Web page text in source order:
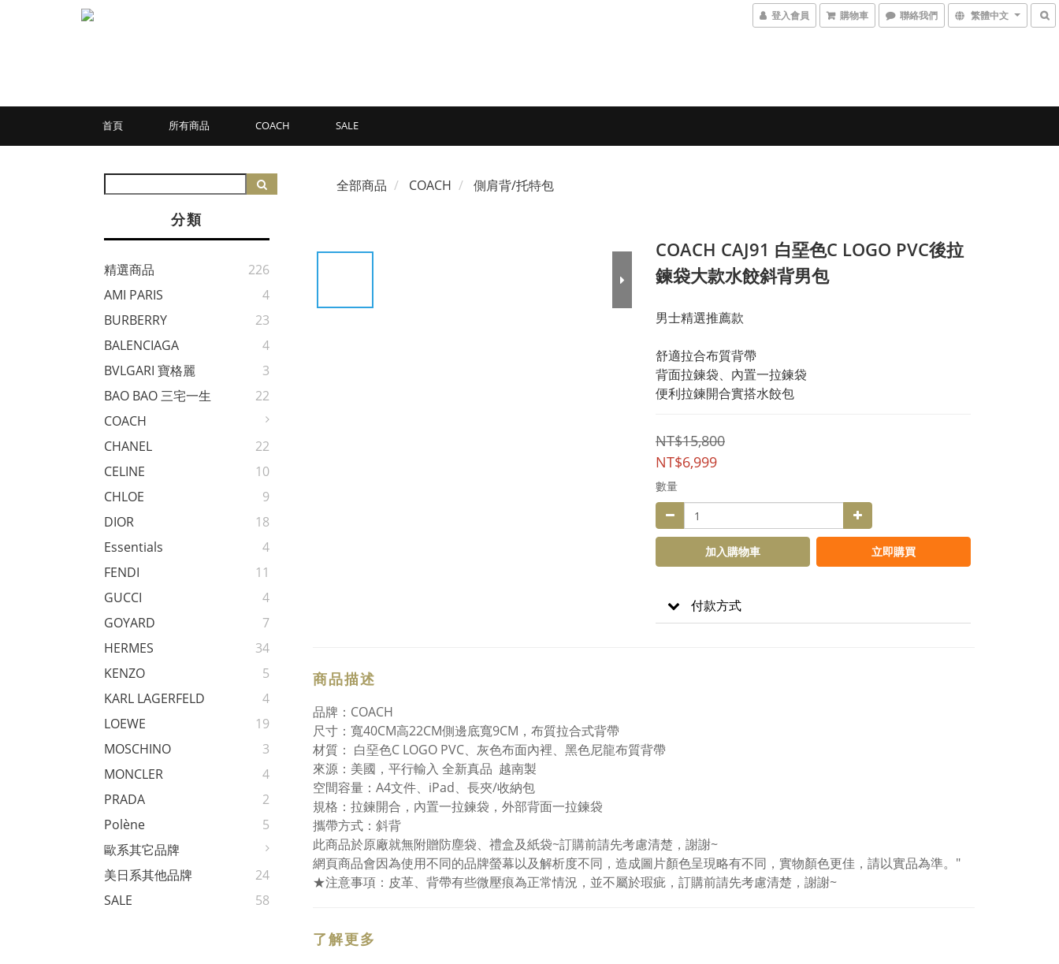
登入會員 購物車 聯絡我們 繁體中文
首頁 所有商品 COACH SALE
分類
精選商品
226
AMI PARIS
4
BURBERRY
23
BALENCIAGA
4
BVLGARI 寶格麗
3
BAO BAO 三宅一生
22
COACH
CHANEL
22
CELINE
10
CHLOE
9
DIOR
18
Essentials
4
FENDI
11
GUCCI
4
GOYARD
7
HERMES
34
KENZO
5
KARL LAGERFELD
4
LOEWE
19
MOSCHINO
3
MONCLER
4
PRADA
2
Polène
5
歐系其它品牌
美日系其他品牌
24
SALE
58
全部商品 COACH 側肩背/托特包
COACH CAJ91 白堊色C LOGO PVC後拉
鍊袋大款水餃斜背男包
男士精選推薦款
舒適拉合布質背帶
背面拉鍊袋、內置一拉鍊袋
便利拉鍊開合實搭水餃包
NT$15,800
NT$6,999
數量
加入購物車 立即購買
付款方式
商品描述
品牌：COACH
尺寸：寬40CM高22CM側邊底寬9CM，布質拉合式背帶
材質： 白堊色C LOGO PVC、灰色布面內裡、黑色尼龍布質背帶
來源：美國，平行輸入 全新真品 越南製
空間容量：A4文件、iPad、長夾/收納包
規格：拉鍊開合，內置一拉鍊袋，外部背面一拉鍊袋
攜帶方式：斜背
此商品於原廠就無附贈防塵袋、禮盒及紙袋~訂購前請先考慮清楚，謝謝~
網頁商品會因為使用不同的品牌螢幕以及解析度不同，造成圖片顏色呈現略有不同，實物顏色更佳，請以實品為準。"
★注意事項：皮革、背帶有些微壓痕為正常情況，並不屬於瑕疵，訂購前請先考慮清楚，謝謝~
了解更多